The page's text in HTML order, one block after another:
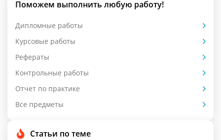
Поможем выполнить любую работу!
Дипломные работы
Курсовые работы
Рефераты
Контрольные работы
Отчет по практике
Все предметы
Статьи по теме